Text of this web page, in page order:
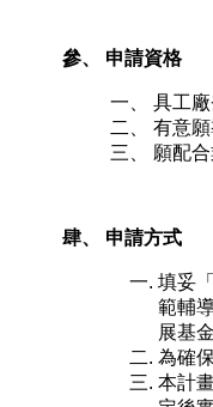
參、 申請資格
一、 具工廠
二、 有意
三、 願配
肆、 申請方式
填妥
範輔
展基
為確
本計